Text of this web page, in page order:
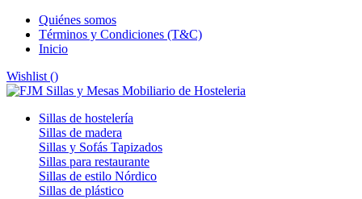
Quiénes somos
Términos y Condiciones (T&C)
Inicio
Wishlist ()
Sillas de hostelería
Sillas de madera
Sillas y Sofás Tapizados
Sillas para restaurante
Sillas de estilo Nórdico
Sillas de plástico